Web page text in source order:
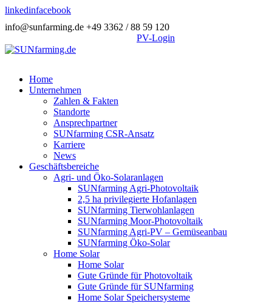
linkedinfacebook
info@sunfarming.de +49 3362 / 88 59 120
PV-Login
Home
Unternehmen
Zahlen & Fakten
Standorte
Ansprechpartner
SUNfarming CSR-Ansatz
Karriere
News
Geschäftsbereiche
Agri- und Öko-Solaranlagen
SUNfarming Agri-Photovoltaik
2,5 ha privilegierte Hofanlagen
SUNfarming Tierwohlanlagen
SUNfarming Moor-Photovoltaik
SUNfarming Agri-PV – Gemüseanbau
SUNfarming Öko-Solar
Home Solar
Home Solar
Gute Gründe für Photovoltaik
Gute Gründe für SUNfarming
Home Solar Speichersysteme